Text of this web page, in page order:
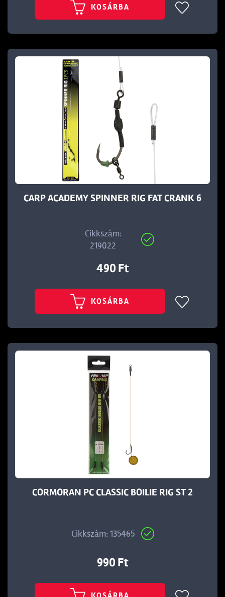
KOSÁRBA
CARP ACADEMY SPINNER RIG FAT CRANK 6
Cikkszám:
219022
490 Ft
KOSÁRBA
CORMORAN PC CLASSIC BOILIE RIG ST 2
Cikkszám: 135465
990 Ft